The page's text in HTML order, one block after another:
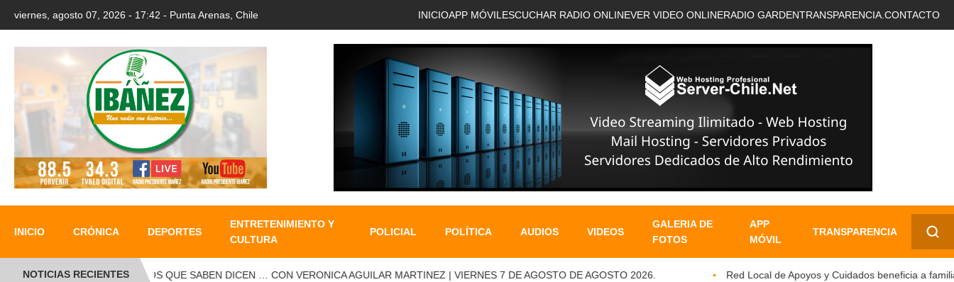
viernes, agosto 07, 2026 - 17:42 - Punta Arenas, Chile INICIOAPP MÓVIL ESCUCHAR RADIO ONLINEVER VIDEO ONLINERADIO GARDENTRANSPARENCIA. CONTACTO
INICIO CRÓNICA DEPORTES
ENTRETENIMIENTO Y
CULTURA
POLICIAL POLÍTICA AUDIOS VIDEOS
GALERIA DE
FOTOS
APP
MÓVIL
TRANSPARENCIA
✕
NOTICIAS RECIENTESLOS QUE SABEN DICEN … CON VERONICA AGUILAR MARTINEZ | VIERNES 7 DE AGOSTO DE AGOSTO 2026. Red Local de Apoyos y Cuidados beneficia a